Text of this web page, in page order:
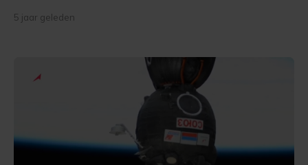
Covid-19 veroorzaakt.
5 jaar geleden